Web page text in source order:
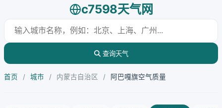
c7598天气网
查询天气
首页 / 城市 / 内蒙古自治区 / 阿巴嘎旗空气质量